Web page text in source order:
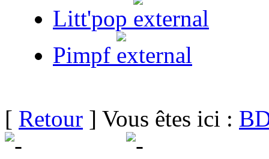
Litt'pop
Pimpf
[ Retour ] Vous êtes ici :